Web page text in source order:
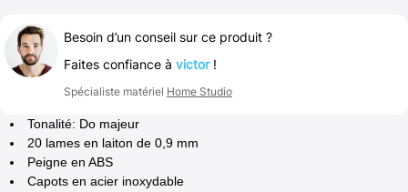
Besoin d’un conseil sur ce produit ?
Faites confiance à victor!
Spécialiste matériel Home Studio
Tonalité: Do majeur
20 lames en laiton de 0,9 mm
Peigne en ABS
Capots en acier inoxydable